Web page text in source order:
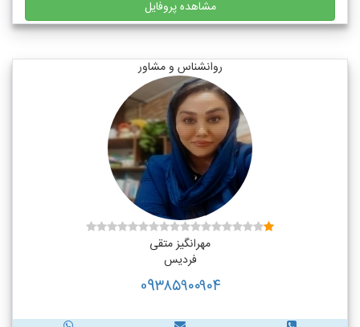
مشاهده پروفایل
روانشناس و مشاور
مهرانگیز متقی
فردیس
09۳۸۵۹۰۰۹۰۴